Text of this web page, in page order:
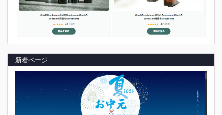
新着ページ